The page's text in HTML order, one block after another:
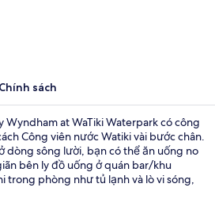
Chính sách
Wyndham at WaTiki Waterpark có công
Công viên nước Watiki vài bước chân.
dòng sông lười, bạn có thể ăn uống no
bên ly đồ uống ở quán bar/khu
trong phòng như tủ lạnh và lò vi sóng,